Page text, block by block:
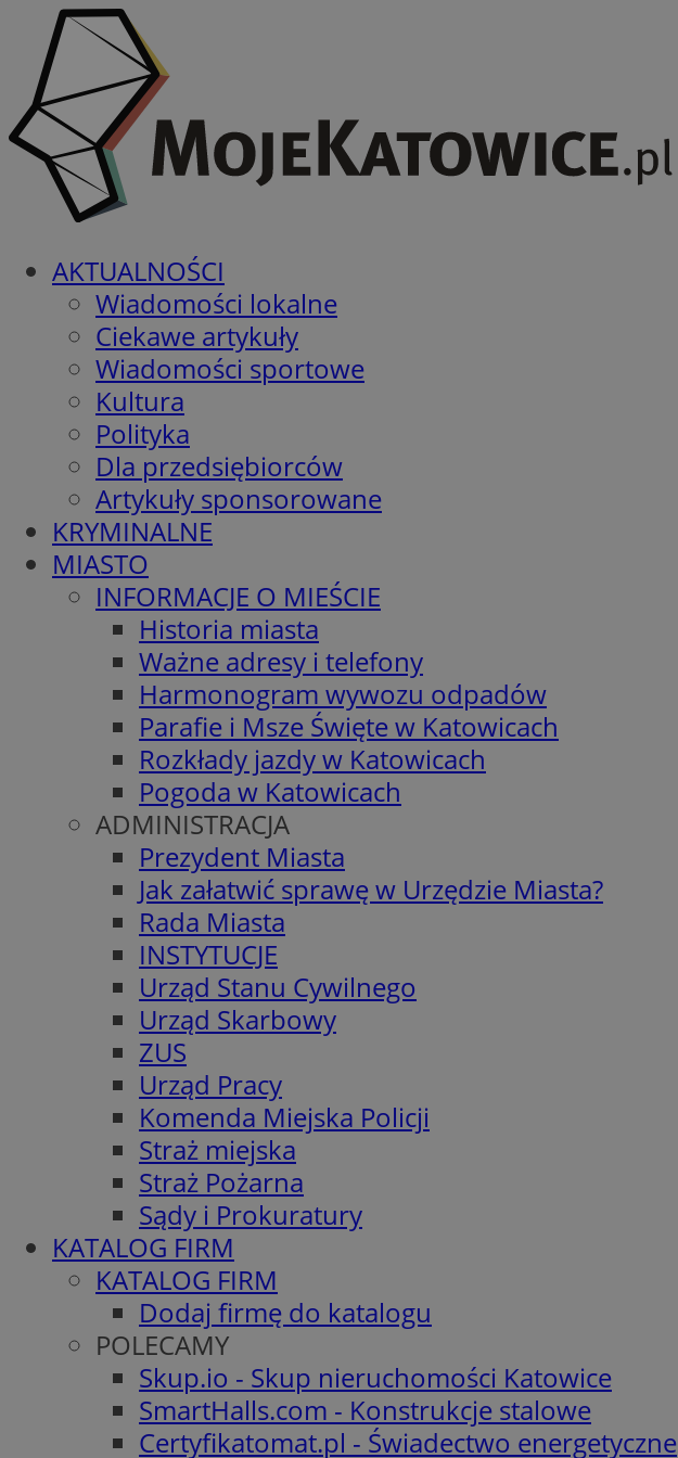
AKTUALNOŚCI
Wiadomości lokalne
Ciekawe artykuły
Wiadomości sportowe
Kultura
Polityka
Dla przedsiębiorców
Artykuły sponsorowane
KRYMINALNE
MIASTO
INFORMACJE O MIEŚCIE
Historia miasta
Ważne adresy i telefony
Harmonogram wywozu odpadów
Parafie i Msze Święte w Katowicach
Rozkłady jazdy w Katowicach
Pogoda w Katowicach
ADMINISTRACJA
Prezydent Miasta
Jak załatwić sprawę w Urzędzie Miasta?
Rada Miasta
INSTYTUCJE
Urząd Stanu Cywilnego
Urząd Skarbowy
ZUS
Urząd Pracy
Komenda Miejska Policji
Straż miejska
Straż Pożarna
Sądy i Prokuratury
KATALOG FIRM
KATALOG FIRM
Dodaj firmę do katalogu
POLECAMY
Skup.io - Skup nieruchomości Katowice
SmartHalls.com - Konstrukcje stalowe
Certyfikatomat.pl - Świadectwo energetyczne